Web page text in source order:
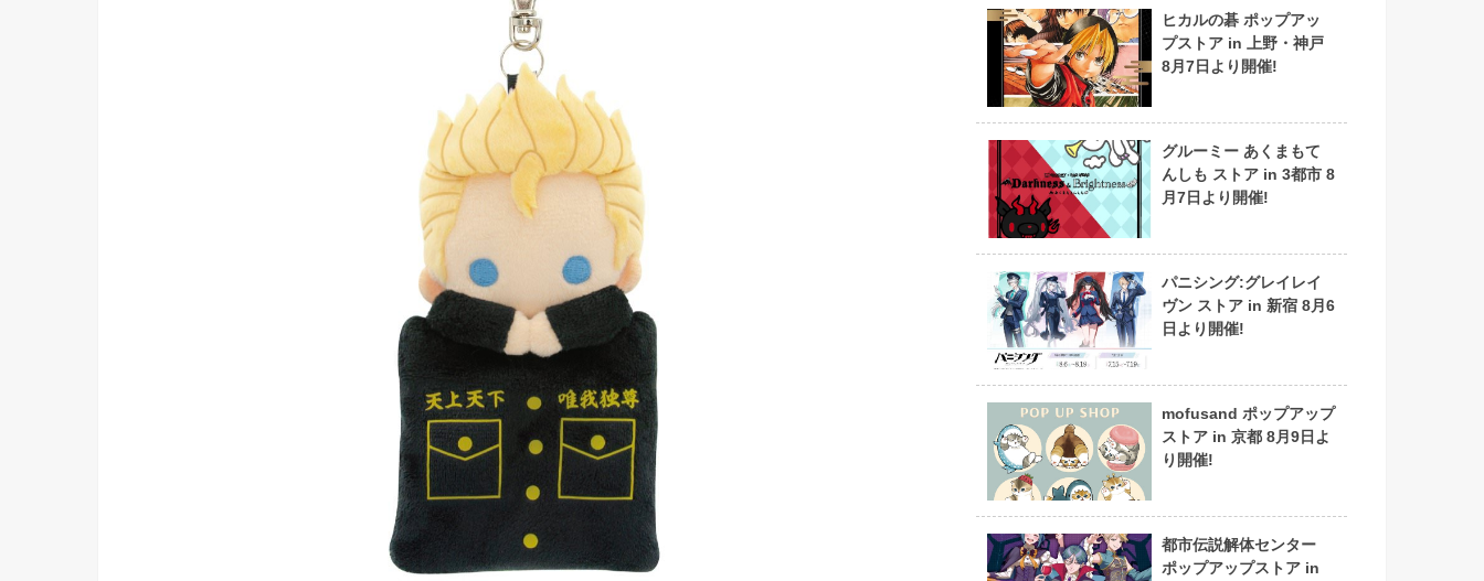
ヒカルの碁 ポップアッ
プストア in 上野・神戸
8月7日より開催!
グルーミー あくまもて
んしも ストア in 3都市 8
月7日より開催!
パニシング:グレイレイ
ヴン ストア in 新宿 8月6
日より開催!
mofusand ポップアップ
ストア in 京都 8月9日よ
り開催!
都市伝説解体センター
ポップアップストア in